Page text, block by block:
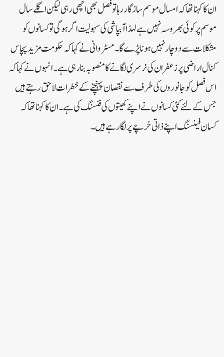
ان کا کہنا تھا کہ امسال موسم سازگار رہا تو فصل بھی اچھی رہی لیکن اگلے سال
موسم پر کوئی بھروسہ نہیں ہے لہذا آبپاشی کی سہولیت اگر ہوگی تو کسانوں کو
مشکلات سے دوچار نہیں ہونا پڑے گا۔مسٹر وانی نے کہا کہ حکومت مزید پچاس
کنال اراضی پر زعفران کی نرسری لگانے کا منصوبہ بنا رہی ہے۔انہوں نے کہا کہ
اس فصل کو جانوروں کی طرف سے نقصان پہنچنے کے خطرات لاحق رہتے ہیں
جس کے لئے کئی کسانوں نے اپنے کھیتوں کی فنسنگ کی ہے۔ان کا کہنا تھا کہ
کسان فینسنگ اپنے ذاتی خرچے پر لگا رہے ہیں۔